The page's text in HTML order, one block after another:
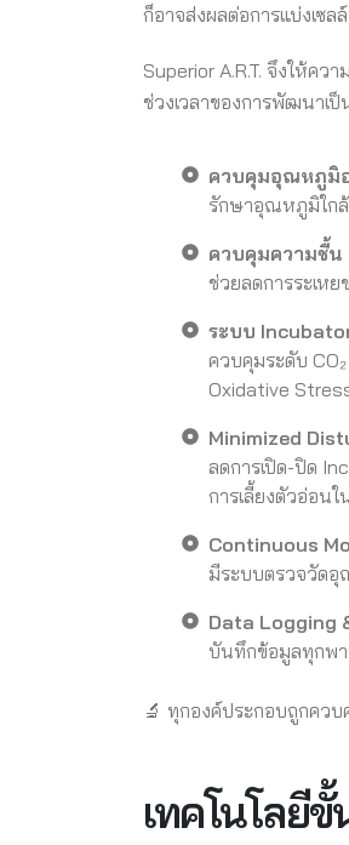
ก็อาจส่งผลต่อการแบ่งเซ
Superior A.R.T. จึงให้ค
ช่วงเวลาของการพัฒนาเ
ควบคุมอุณหภูมิ
รักษาอุณหภูมิใกล้
ควบคุมความชื้
ช่วยลดการระเห
ระบบ
ควบคุมระดับ
Oxidative
Minimized
ลดการเปิด-ปิด
การเลี้ยงตัวอ่อน
Continuous
มีระบบตรวจวัดอุ
Data Logging
บันทึกข้อมูลทุกพา
🔬 ทุกองค์ประกอบถูกควบ
เทคโนโลยี